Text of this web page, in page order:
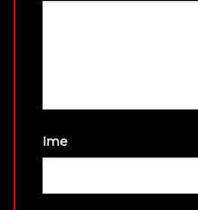
Ime